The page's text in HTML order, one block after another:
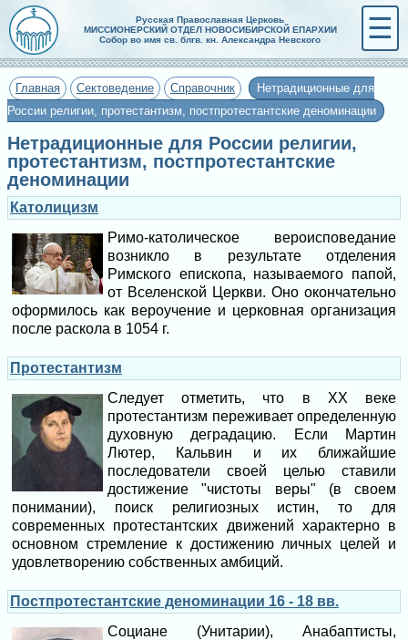
Русская Православная Церковь
МИССИОНЕРСКИЙ ОТДЕЛ НОВОСИБИРСКОЙ ЕПАРХИИ
Собор во имя св. блгв. кн. Александра Невского
☰
Главная Сектоведение Справочник
Нетрадиционные для
России религии, протестантизм, постпротестантские деноминации
Нетрадиционные для России религии,
протестантизм, постпротестантские
деноминации
Католицизм
Римо-католическое вероисповедание
возникло в результате отделения
Римского епископа, называемого папой,
от Вселенской Церкви. Оно окончательно
оформилось как вероучение и церковная организация
после раскола в 1054 г.
Протестантизм
Следует отметить, что в XX веке
протестантизм переживает определенную
духовную деградацию. Если Мартин
Лютер, Кальвин и их ближайшие
последователи своей целью ставили
достижение "чистоты веры" (в своем
понимании), поиск религиозных истин, то для
современных протестантских движений характерно в
основном стремление к достижению личных целей и
удовлетворению собственных амбиций.
Постпротестантские деноминации 16 - 18 вв.
Социане (Унитарии), Анабаптисты,